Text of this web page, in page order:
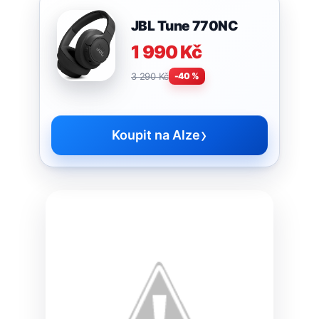
JBL Tune 770NC
1 990 Kč
3 290 Kč -40 %
Koupit na Alze›